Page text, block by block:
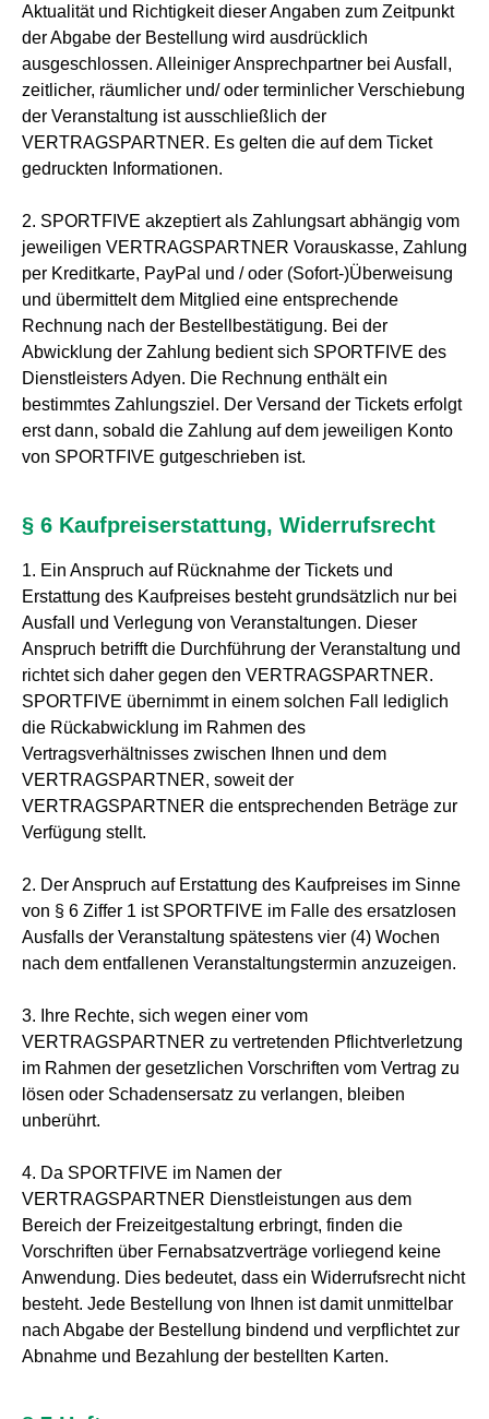
Aktualität und Richtigkeit dieser Angaben zum Zeitpunkt
der Abgabe der Bestellung wird ausdrücklich
ausgeschlossen. Alleiniger Ansprechpartner bei Ausfall,
zeitlicher, räumlicher und/ oder terminlicher Verschiebung
der Veranstaltung ist ausschließlich der
VERTRAGSPARTNER. Es gelten die auf dem Ticket
gedruckten Informationen.
2. SPORTFIVE akzeptiert als Zahlungsart abhängig vom
jeweiligen VERTRAGSPARTNER Vorauskasse, Zahlung
per Kreditkarte, PayPal und / oder (Sofort-)Überweisung
und übermittelt dem Mitglied eine entsprechende
Rechnung nach der Bestellbestätigung. Bei der
Abwicklung der Zahlung bedient sich SPORTFIVE des
Dienstleisters Adyen. Die Rechnung enthält ein
bestimmtes Zahlungsziel. Der Versand der Tickets erfolgt
erst dann, sobald die Zahlung auf dem jeweiligen Konto
von SPORTFIVE gutgeschrieben ist.
§ 6 Kaufpreiserstattung, Widerrufsrecht
1. Ein Anspruch auf Rücknahme der Tickets und
Erstattung des Kaufpreises besteht grundsätzlich nur bei
Ausfall und Verlegung von Veranstaltungen. Dieser
Anspruch betrifft die Durchführung der Veranstaltung und
richtet sich daher gegen den VERTRAGSPARTNER.
SPORTFIVE übernimmt in einem solchen Fall lediglich
die Rückabwicklung im Rahmen des
Vertragsverhältnisses zwischen Ihnen und dem
VERTRAGSPARTNER, soweit der
VERTRAGSPARTNER die entsprechenden Beträge zur
Verfügung stellt.
2. Der Anspruch auf Erstattung des Kaufpreises im Sinne
von § 6 Ziffer 1 ist SPORTFIVE im Falle des ersatzlosen
Ausfalls der Veranstaltung spätestens vier (4) Wochen
nach dem entfallenen Veranstaltungstermin anzuzeigen.
3. Ihre Rechte, sich wegen einer vom
VERTRAGSPARTNER zu vertretenden Pflichtverletzung
im Rahmen der gesetzlichen Vorschriften vom Vertrag zu
lösen oder Schadensersatz zu verlangen, bleiben
unberührt.
4. Da SPORTFIVE im Namen der
VERTRAGSPARTNER Dienstleistungen aus dem
Bereich der Freizeitgestaltung erbringt, finden die
Vorschriften über Fernabsatzverträge vorliegend keine
Anwendung. Dies bedeutet, dass ein Widerrufsrecht nicht
besteht. Jede Bestellung von Ihnen ist damit unmittelbar
nach Abgabe der Bestellung bindend und verpflichtet zur
Abnahme und Bezahlung der bestellten Karten.